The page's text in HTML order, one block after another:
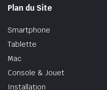
Plan du Site
Smartphone
Tablette
Mac
Console & Jouet
Installation